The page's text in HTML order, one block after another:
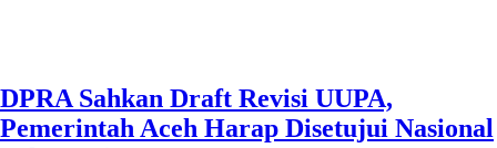
DPRA Sahkan Draft Revisi UUPA,
Pemerintah Aceh Harap Disetujui Nasional